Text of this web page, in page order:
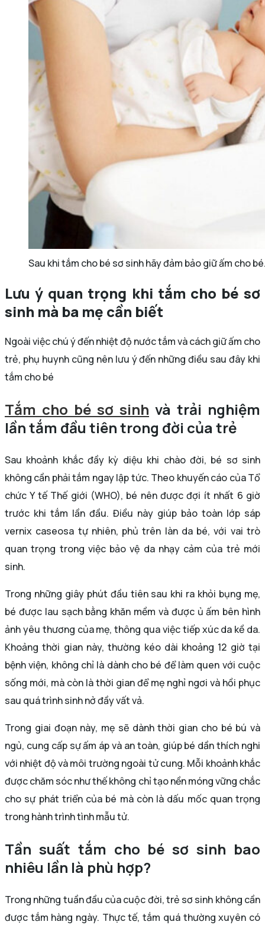
Sau khi tắm cho bé sơ sinh hãy đảm bảo giữ ấm cho
Lưu ý quan trọng khi tắm cho bé sơ
sinh mà ba mẹ cần biết
Ngoài việc chú ý đến nhiệt độ nước tắm và cách giữ ấm cho
trẻ, phụ huynh cũng nên lưu ý đến những điều sau đây khi
tắm cho bé
Tắm cho bé sơ sinh và trải nghiệm
lần tắm đầu tiên trong đời của trẻ
Sau khoảnh khắc đầy kỳ diệu khi chào đời, bé sơ sinh
không cần phải tắm ngay lập tức. Theo khuyến cáo của Tổ
chức Y tế Thế giới (WHO), bé nên được đợi ít nhất 6 giờ
trước khi tắm lần đầu. Điều này giúp bảo toàn lớp sáp
vernix caseosa tự nhiên, phủ trên làn da bé, với vai trò
quan trọng trong việc bảo vệ da nhạy cảm của trẻ mới
sinh.
Trong những giây phút đầu tiên sau khi ra khỏi bụng mẹ,
bé được lau sạch bằng khăn mềm và được ủ ấm bên hình
ảnh yêu thương của mẹ, thông qua việc tiếp xúc da kề da.
Khoảng thời gian này, thường kéo dài khoảng 12 giờ tại
bệnh viện, không chỉ là dành cho bé để làm quen với cuộc
sống mới, mà còn là thời gian để mẹ nghỉ ngơi và hồi phục
sau quá trình sinh nở đầy vất vả.
Trong giai đoạn này, mẹ sẽ dành thời gian cho bé bú và
ngủ, cung cấp sự ấm áp và an toàn, giúp bé dần thích nghi
với nhiệt độ và môi trường ngoài tử cung. Mỗi khoảnh khắc
được chăm sóc như thế không chỉ tạo nền móng vững chắc
cho sự phát triển của bé mà còn là dấu mốc quan trọng
trong hành trình tình mẫu tử.
Tần suất tắm cho bé sơ sinh bao
nhiêu lần là phù hợp?
Trong những tuần đầu của cuộc đời, trẻ sơ sinh không cần
được tắm hàng ngày. Thực tế, tắm quá thường xuyên có